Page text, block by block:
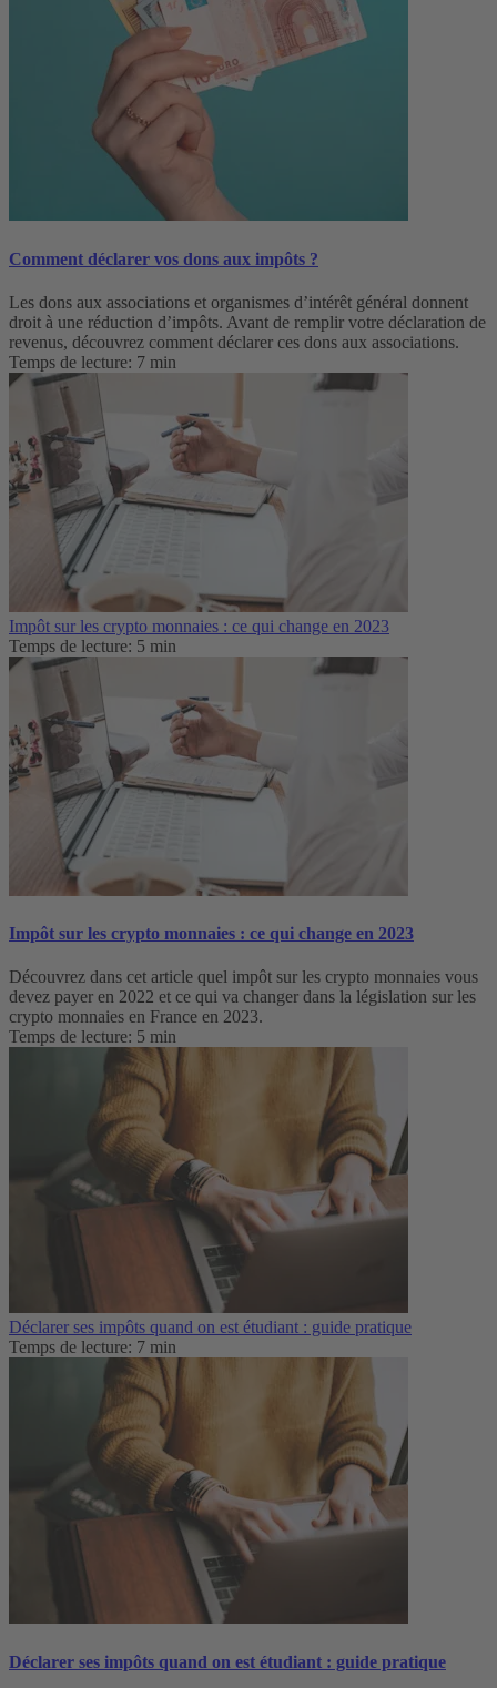
Comment déclarer vos dons aux impôts ?
Les dons aux associations et organismes d’intérêt général donnent
droit à une réduction d’impôts. Avant de remplir votre déclaration de
revenus, découvrez comment déclarer ces dons aux associations.
Temps de lecture: 7 min
Impôt sur les crypto monnaies : ce qui change en 2023
Temps de lecture: 5 min
Impôt sur les crypto monnaies : ce qui change en 2023
Découvrez dans cet article quel impôt sur les crypto monnaies vous
devez payer en 2022 et ce qui va changer dans la législation sur les
crypto monnaies en France en 2023.
Temps de lecture: 5 min
Déclarer ses impôts quand on est étudiant : guide pratique
Temps de lecture: 7 min
Déclarer ses impôts quand on est étudiant : guide pratique